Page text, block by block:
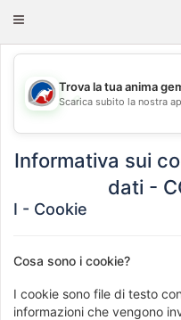
Toggle
💖
Trova la tua anima
Scarica subito la nostra
Informativa sui
dati -
I - Cookie
Cosa sono i cookie?
I cookie sono file di testo
informazioni che vengono